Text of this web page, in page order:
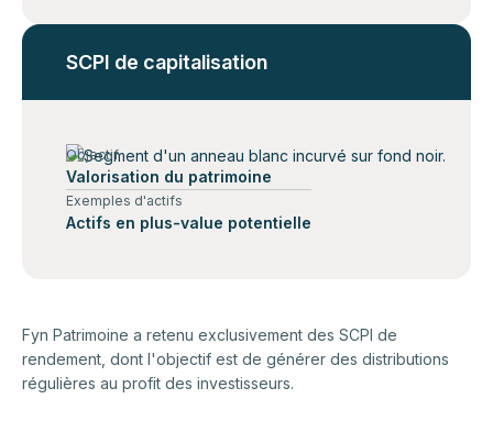
SCPI de capitalisation
Objectif
Valorisation du patrimoine
Exemples d'actifs
Actifs en plus-value potentielle
Fyn Patrimoine a retenu exclusivement des SCPI de
rendement, dont l'objectif est de générer des distributions
régulières au profit des investisseurs.